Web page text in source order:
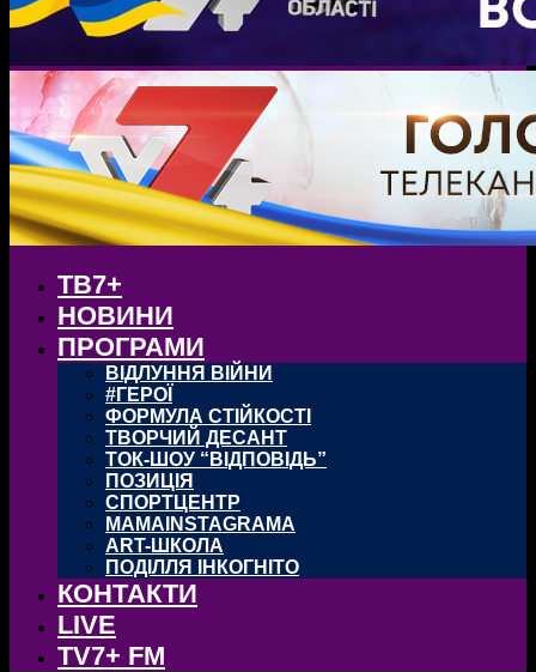
ТВ7+
НОВИНИ
ПРОГРАМИ
ВІДЛУННЯ ВІЙНИ
#ГЕРОЇ
ФОРМУЛА СТІЙКОСТІ
ТВОРЧИЙ ДЕСАНТ
ТОК-ШОУ “ВІДПОВІДЬ”
ПОЗИЦІЯ
СПОРТЦЕНТР
MAMAINSTAGRAMA
ART-ШКОЛА
ПОДІЛЛЯ ІНКОГНІТО
КОНТАКТИ
LIVE
TV7+ FM